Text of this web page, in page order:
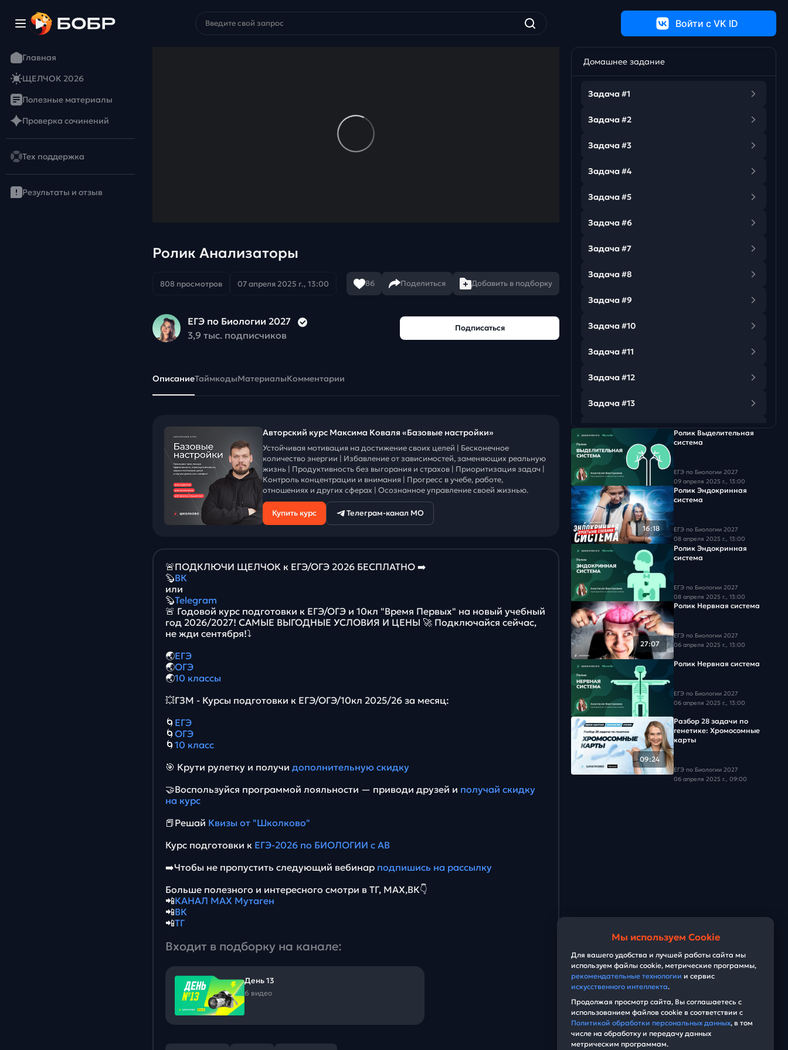
Войти c VK ID
Главная
ЩЕЛЧОК 2026
Полезные материалы
Проверка сочинений
Тех поддержка
Результаты и отзыв
Ролик Анализаторы
808 просмотров 07 апреля 2025 г., 13:00 86 Поделиться Добавить в подборку
ЕГЭ по Биологии 2027
3,9 тыс. подписчиков
Подписаться
ОписаниеТаймкодыМатериалыКомментарии
Авторский курс Максима Коваля «Базовые настройки»
Устойчивая мотивация на достижение своих целей | Бесконечное
количество энергии | Избавление от зависимостей, заменяющих реальную
жизнь | Продуктивность без выгорания и страхов | Приоритизация задач |
Контроль концентрации и внимания | Прогресс в учебе, работе,
отношениях и других сферах | Осознанное управление своей жизнью.
Купить курс Телеграм-канал МО
🚨ПОДКЛЮЧИ ЩЕЛЧОК к ЕГЭ/ОГЭ 2026 БЕСПЛАТНО ➡️
🦫ВК
или
🦫Telegram
🚨 Годовой курс подготовки к ЕГЭ/ОГЭ и 10кл "Время Первых" на новый учебный
год 2026/2027! САМЫЕ ВЫГОДНЫЕ УСЛОВИЯ И ЦЕНЫ 🚀 Подключайся сейчас,
не жди сентября!⤵️
🌏ЕГЭ
🌏ОГЭ
🌏10 классы
💥ГЗМ - Курсы подготовки к ЕГЭ/ОГЭ/10кл 2025/26 за месяц:
🌀 ЕГЭ
🌀 ОГЭ
🌀 10 класс
🎯 Крути рулетку и получи дополнительную скидку
🤝Воспользуйся программой лояльности — приводи друзей и получай скидку
на курс
📕Решай Квизы от "Школково"
Курс подготовки к ЕГЭ-2026 по БИОЛОГИИ с АВ
➡️Чтобы не пропустить следующий вебинар подпишись на рассылку
Больше полезного и интересного смотри в ТГ, МАХ,ВК👇
📲КАНАЛ МАХ Мутаген
📲ВК
📲ТГ
Входит в подборку на канале:
День 13
6 видео
Домашнее задание
Задача #1
Задача #2
Задача #3
Задача #4
Задача #5
Задача #6
Задача #7
Задача #8
Задача #9
Задача #10
Задача #11
Задача #12
Задача #13
Задача #14
Задача #15
Задача #16
Задача #17
Задача #18
Задача #19
Задача #20
Задача #21
Задача #22
Задача #23
Задача #24
Задача #25
Задача #26
Задача #27
Задача #33
Задача #35
Задача #37
Ролик Выделительная
система
ЕГЭ по Биологии 2027
09 апреля 2025 г., 13:00
16:18
Ролик Эндокринная
система
ЕГЭ по Биологии 2027
08 апреля 2025 г., 13:00
Ролик Эндокринная
система
ЕГЭ по Биологии 2027
08 апреля 2025 г., 13:00
27:07
Ролик Нервная система
ЕГЭ по Биологии 2027
06 апреля 2025 г., 13:00
Ролик Нервная система
ЕГЭ по Биологии 2027
06 апреля 2025 г., 13:00
09:24
Разбор 28 задачи по
генетике: Хромосомные
карты
ЕГЭ по Биологии 2027
06 апреля 2025 г., 09:00
Мы используем Cookie
Для вашего удобства и лучшей работы сайта мы
используем файлы cookie, метрические программы,
рекомендательные технологии и сервис
искусственного интеллекта.
Продолжая просмотр сайта, Вы соглашаетесь с
использованием файлов cookie в соответствии с
Политикой обработки персональных данных, в том
числе на обработку и передачу данных
метрическим программам.